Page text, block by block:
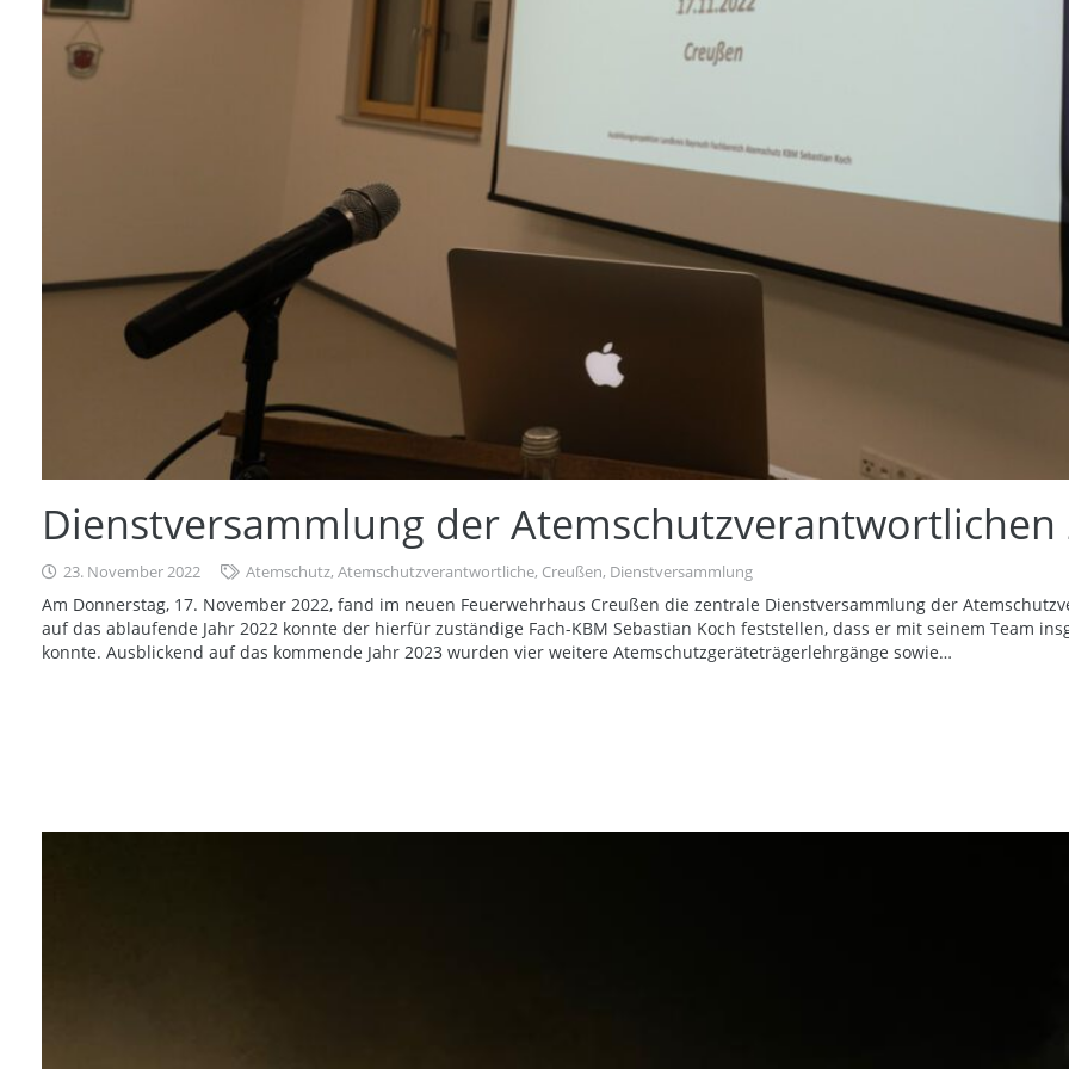
Dienstversammlung der Atemschutzverantwortlichen
23. November 2022 Atemschutz, Atemschutzverantwortliche, Creußen, Dienstversammlung
Am Donnerstag, 17. November 2022, fand im neuen Feuerwehrhaus Creußen die zentrale Dienstversammlung der
auf das ablaufende Jahr 2022 konnte der hierfür zuständige Fach-KBM Sebastian Koch feststellen, dass er mit seinem Team
konnte. Ausblickend auf das kommende Jahr 2023 wurden vier weitere Atemschutzgeräteträgerlehrgänge sowie…